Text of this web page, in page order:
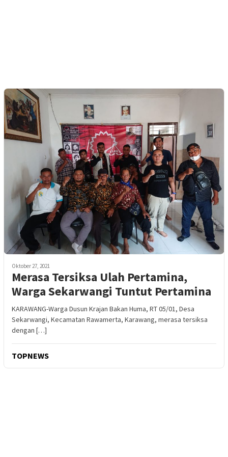
Oktober 27, 2021
Merasa Tersiksa Ulah Pertamina,
Warga Sekarwangi Tuntut Pertamina
KARAWANG-Warga Dusun Krajan Bakan Huma, RT 05/01, Desa
Sekarwangi, Kecamatan Rawamerta, Karawang, merasa tersiksa
dengan […]
TOPNEWS